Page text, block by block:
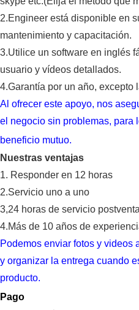
2.Engineer está disponible en
mantenimiento y capacitación.
3.Utilice un software en inglés
usuario y vídeos detallados.
4.Garantía por un año, excepto
Al ofrecer este apoyo, nos
el negocio sin problemas, para
beneficio mutuo.
Nuestras ventajas
1. Responder en 12 horas
2.Servicio uno a uno
3,24 horas de servicio postventa
4.Más de 10 años de
Podemos enviar fotos y videos
y organizar la entrega cuando
producto.
Pago